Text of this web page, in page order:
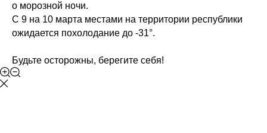
о морозной ночи.
С 9 на 10 марта местами на территории республики
ожидается похолодание до -31°.
Будьте осторожны, берегите себя!